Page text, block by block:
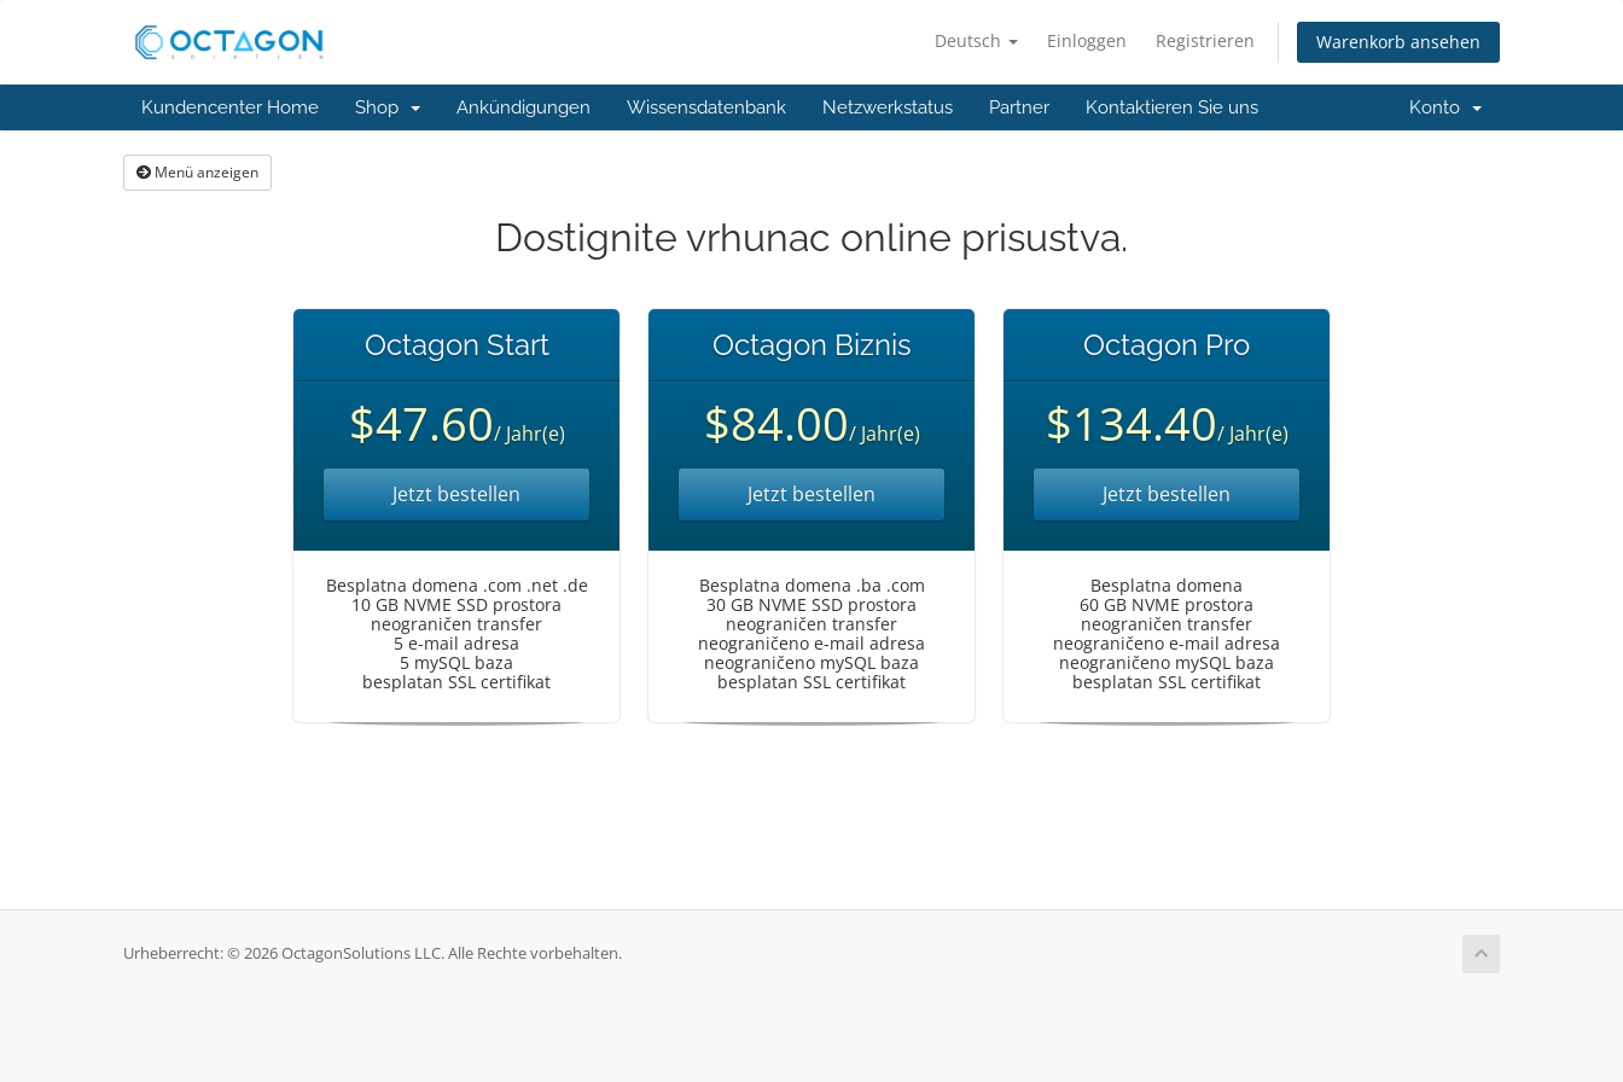
Deutsch Einloggen Registrieren Warenkorb ansehen
Kundencenter Home Shop Ankündigungen Wissensdatenbank Netzwerkstatus Partner Kontaktieren Sie uns Konto
Menü anzeigen
Dostignite vrhunac online prisustva.
Octagon Start
$47.60/ Jahr(e)
Jetzt bestellen
Besplatna domena .com .net .de
10 GB NVME SSD prostora
neograničen transfer
5 e-mail adresa
5 mySQL baza
besplatan SSL certifikat
Octagon Biznis
$84.00/ Jahr(e)
Jetzt bestellen
Besplatna domena .ba .com
30 GB NVME SSD prostora
neograničen transfer
neograničeno e-mail adresa
neograničeno mySQL baza
besplatan SSL certifikat
Octagon Pro
$134.40/ Jahr(e)
Jetzt bestellen
Besplatna domena
60 GB NVME prostora
neograničen transfer
neograničeno e-mail adresa
neograničeno mySQL baza
besplatan SSL certifikat
Urheberrecht: © 2026 OctagonSolutions LLC. Alle Rechte vorbehalten.